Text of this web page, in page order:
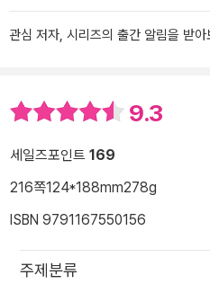
관심 저자, 시리즈의 출간 알림을 받아
9.3
세일즈포인트 169
216쪽124*188mm278g
ISBN 9791167550156
주제분류